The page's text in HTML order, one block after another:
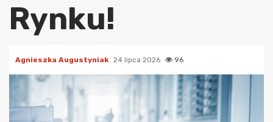
Rynku!
Agnieszka Augustyniak 24 lipca 2026 96